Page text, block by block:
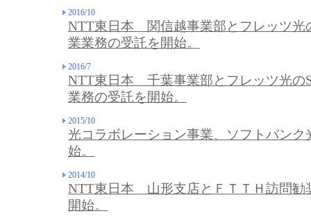
2016/10
NTT東日本 関信越事業部とフレッツ光
業業務の受託を開始。
2016/7
NTT東日本 千葉事業部とフレッツ光の
業務の受託を開始。
2015/10
光コラボレーション事業、ソフトバンク
始。
2014/10
NTT東日本 山形支店とＦＴＴＨ訪問勧
開始。